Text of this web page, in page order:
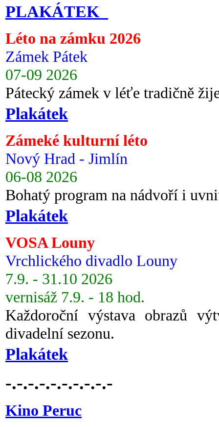
PLAKÁTEK
Léto na zámku 2026
Zámek Pátek
07-09 2026
Pátecký zámek v léťe tradičně
Plakátek
Zámeké kulturní léto
Nový Hrad - Jimlín
06-08 2026
Bohatý program na nádvoří i
Plakátek
VOSA Louny
Vrchlického divadlo Louny
7.9. - 31.10 2026
vernisáž 7.9. - 18 hod.
Každoroční výstava obrazů
divadelní sezonu.
Plakátek
-.-.-.-.-.-.-.-.-.-
Kino Peruc